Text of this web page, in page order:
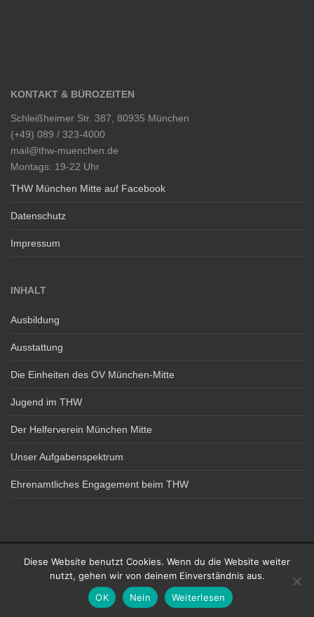
KONTAKT & BÜROZEITEN
Schleißheimer Str. 387, 80935 München
(+49) 089 / 323-4000
mail@thw-muenchen.de
Montags: 19-22 Uhr
THW München Mitte auf Facebook
Datenschutz
Impressum
INHALT
Ausbildung
Ausstattung
Die Einheiten des OV München-Mitte
Jugend im THW
Der Helferverein München Mitte
Unser Aufgabenspektrum
Ehrenamtliches Engagement beim THW
DATENSCHUTZ IMPRESSUM
Technisches Hilfswerk - OV München Mitte Theme von Colorlib
WordPress
Diese Website benutzt Cookies. Wenn du die Website weiter
nutzt, gehen wir von deinem Einverständnis aus.
OK
Nein Weiterlesen